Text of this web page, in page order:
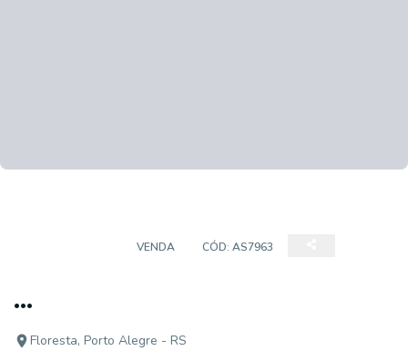
VENDA CÓD: AS7963
...
Floresta, Porto Alegre - RS